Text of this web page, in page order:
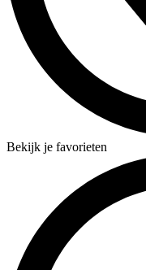
Bekijk je favorieten